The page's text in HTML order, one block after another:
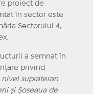
proiect de
în sector este
Sectorului 4,
a semnat în
privind
suprateran
și Șoseaua de